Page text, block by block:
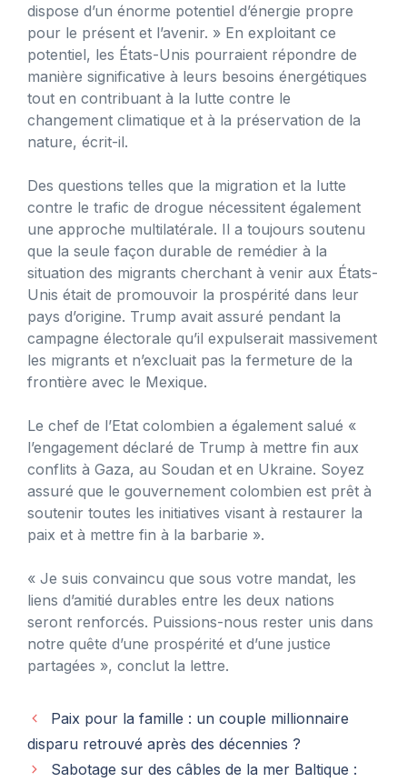
dispose d’un énorme potentiel d’énergie propre
pour le présent et l’avenir. » En exploitant ce
potentiel, les États-Unis pourraient répondre de
manière significative à leurs besoins énergétiques
tout en contribuant à la lutte contre le
changement climatique et à la préservation de la
nature, écrit-il.
Des questions telles que la migration et la lutte
contre le trafic de drogue nécessitent également
une approche multilatérale. Il a toujours soutenu
que la seule façon durable de remédier à la
situation des migrants cherchant à venir aux États-
Unis était de promouvoir la prospérité dans leur
pays d’origine. Trump avait assuré pendant la
campagne électorale qu’il expulserait massivement
les migrants et n’excluait pas la fermeture de la
frontière avec le Mexique.
Le chef de l’Etat colombien a également salué «
l’engagement déclaré de Trump à mettre fin aux
conflits à Gaza, au Soudan et en Ukraine. Soyez
assuré que le gouvernement colombien est prêt à
soutenir toutes les initiatives visant à restaurer la
paix et à mettre fin à la barbarie ».
« Je suis convaincu que sous votre mandat, les
liens d’amitié durables entre les deux nations
seront renforcés. Puissions-nous rester unis dans
notre quête d’une prospérité et d’une justice
partagées », conclut la lettre.
Paix pour la famille : un couple millionnaire
disparu retrouvé après des décennies ?
Sabotage sur des câbles de la mer Baltique :